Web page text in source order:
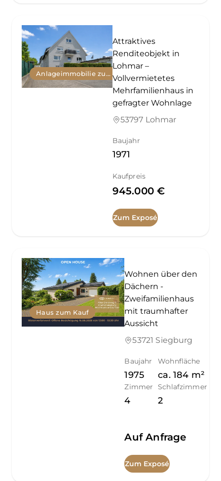
Anlageimmobilie zum Kauf
Attraktives
Renditeobjekt in
Lohmar –
Vollvermietetes
Mehrfamilienhaus in
gefragter Wohnlage
53797 Lohmar
Baujahr
1971
Kaufpreis
945.000 €
Zum Exposé
Haus zum Kauf
Wohnen über den
Dächern -
Zweifamilienhaus
mit traumhafter
Aussicht
53721 Siegburg
Baujahr
1975
Wohnfläche
ca. 184 m²
Zimmer
4
Schlafzimmer
2
Auf Anfrage
Zum Exposé